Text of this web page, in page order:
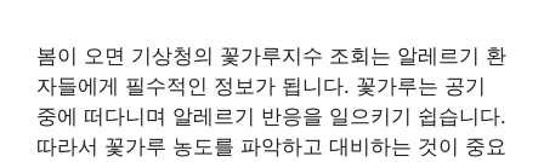
봄이 오면 기상청의 꽃가루지수 조회는 알레르기 환
자들에게 필수적인 정보가 됩니다. 꽃가루는 공기
중에 떠다니며 알레르기 반응을 일으키기 쉽습니다.
따라서 꽃가루 농도를 파악하고 대비하는 것이 중요